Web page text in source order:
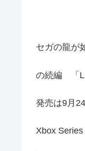
セガの龍が
の続編 「
発売は9月
Xbox Series